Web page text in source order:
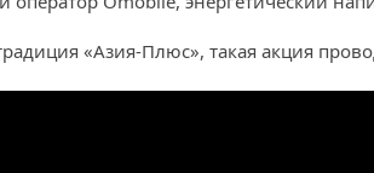
«Азия-Плюс», такая акция